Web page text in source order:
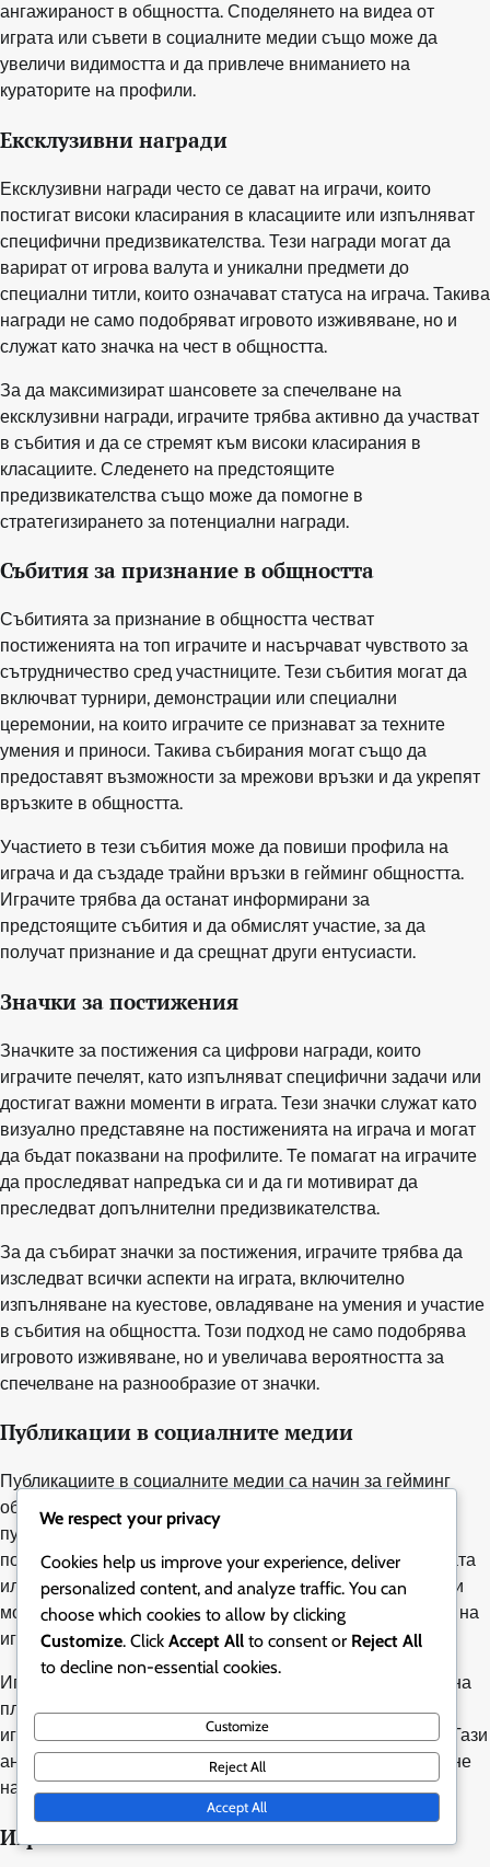
ангажираност в общността. Споделянето на видеа от
играта или съвети в социалните медии също може да
увеличи видимостта и да привлече вниманието на
кураторите на профили.
Ексклузивни награди
Ексклузивни награди често се дават на играчи, които
постигат високи класирания в класациите или изпълняват
специфични предизвикателства. Тези награди могат да
варират от игрова валута и уникални предмети до
специални титли, които означават статуса на играча. Такива
награди не само подобряват игровото изживяване, но и
служат като значка на чест в общността.
За да максимизират шансовете за спечелване на
ексклузивни награди, играчите трябва активно да участват
в събития и да се стремят към високи класирания в
класациите. Следенето на предстоящите
предизвикателства също може да помогне в
стратегизирането за потенциални награди.
Събития за признание в общността
Събитията за признание в общността честват
постиженията на топ играчите и насърчават чувството за
сътрудничество сред участниците. Тези събития могат да
включват турнири, демонстрации или специални
церемонии, на които играчите се признават за техните
умения и приноси. Такива събирания могат също да
предоставят възможности за мрежови връзки и да укрепят
връзките в общността.
Участието в тези събития може да повиши профила на
играча и да създаде трайни връзки в гейминг общността.
Играчите трябва да останат информирани за
предстоящите събития и да обмислят участие, за да
получат признание и да срещнат други ентусиасти.
Значки за постижения
Значките за постижения са цифрови награди, които
играчите печелят, като изпълняват специфични задачи или
достигат важни моменти в играта. Тези значки служат като
визуално представяне на постиженията на играча и могат
да бъдат показвани на профилите. Те помагат на играчите
да проследяват напредъка си и да ги мотивират да
преследват допълнителни предизвикателства.
За да събират значки за постижения, играчите трябва да
изследват всички аспекти на играта, включително
изпълняване на куестове, овладяване на умения и участие
в събития на общността. Този подход не само подобрява
игровото изживяване, но и увеличава вероятността за
спечелване на разнообразие от значки.
Публикации в социалните медии
Публикациите в социалните медии са начин за гейминг
общността и разработчиците да признаят топ играчите
публично. Тези публикации могат да включват постове,
подчертаващи постиженията на играча, клипове от играта
или интервюта. Битието представен в социалните медии
може значително да увеличи видимостта и репутацията на
играча.
Играчите трябва активно да се ангажират с общността на
платформите за социални медии, споделяйки своите
игрови преживявания и тагвайки съответните акаунти. Тази
ангажираност може да увеличи шансовете за получаване
на публикации и свързване с по-широка аудитория.
Игрови титли
We respect your privacy
Cookies help us improve your experience, deliver
personalized content, and analyze traffic. You can
choose which cookies to allow by clicking
Customize. Click Accept All to consent or Reject All
to decline non-essential cookies.
Customize
Reject All
Accept All